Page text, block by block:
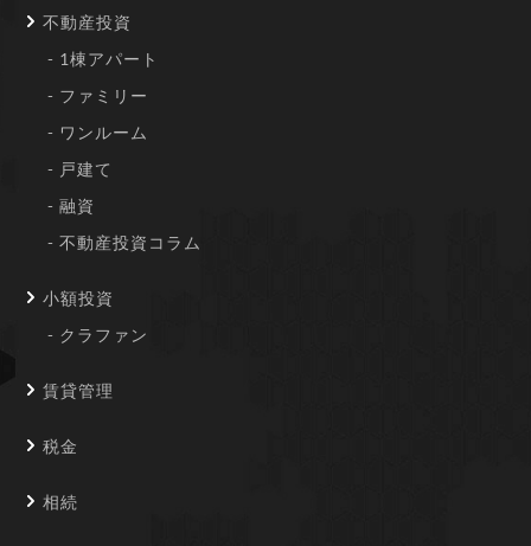
不動産投資
1棟アパート
ファミリー
ワンルーム
戸建て
融資
不動産投資コラム
小額投資
クラファン
賃貸管理
税金
相続